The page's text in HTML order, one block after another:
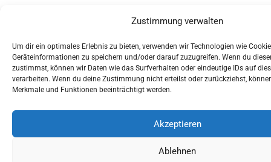
Zustimmung verwalten
Um dir ein optimales Erlebnis zu bieten, verwenden wir Technologien wie
Geräteinformationen zu speichern und/oder darauf zuzugreifen. Wenn du
zustimmst, können wir Daten wie das Surfverhalten oder eindeutige IDs auf
verarbeiten. Wenn du deine Zustimmung nicht erteilst oder zurückziehst,
Merkmale und Funktionen beeinträchtigt werden.
Akzeptieren
Ablehnen